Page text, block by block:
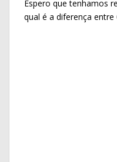
Espero que tenhamos
qual é a diferença